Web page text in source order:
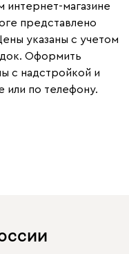
интернет-магазине
представлено
указаны с учетом
Оформить
с надстройкой и
или по телефону.